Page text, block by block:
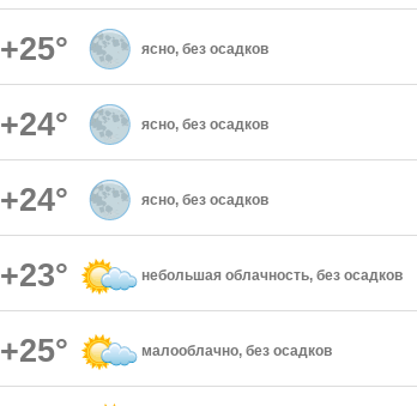
+25° ясно, без осадков
+24° ясно, без осадков
+24° ясно, без осадков
+23° небольшая облачность, без осадков
+25° малооблачно, без осадков